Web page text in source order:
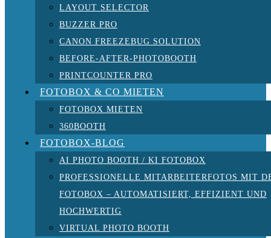
LAYOUT SELECTOR
BUZZER PRO
CANON FREEZEBUG SOLUTION
BEFORE-AFTER-PHOTOBOOTH
PRINTCOUNTER PRO
FOTOBOX & CO MIETEN
FOTOBOX MIETEN
360BOOTH
FOTOBOX-BLOG
AI PHOTO BOOTH / KI FOTOBOX
PROFESSIONELLE MITARBEITERFOTOS MIT
FOTOBOX – AUTOMATISIERT, EFFIZIENT UND
HOCHWERTIG
VIRTUAL PHOTO BOOTH